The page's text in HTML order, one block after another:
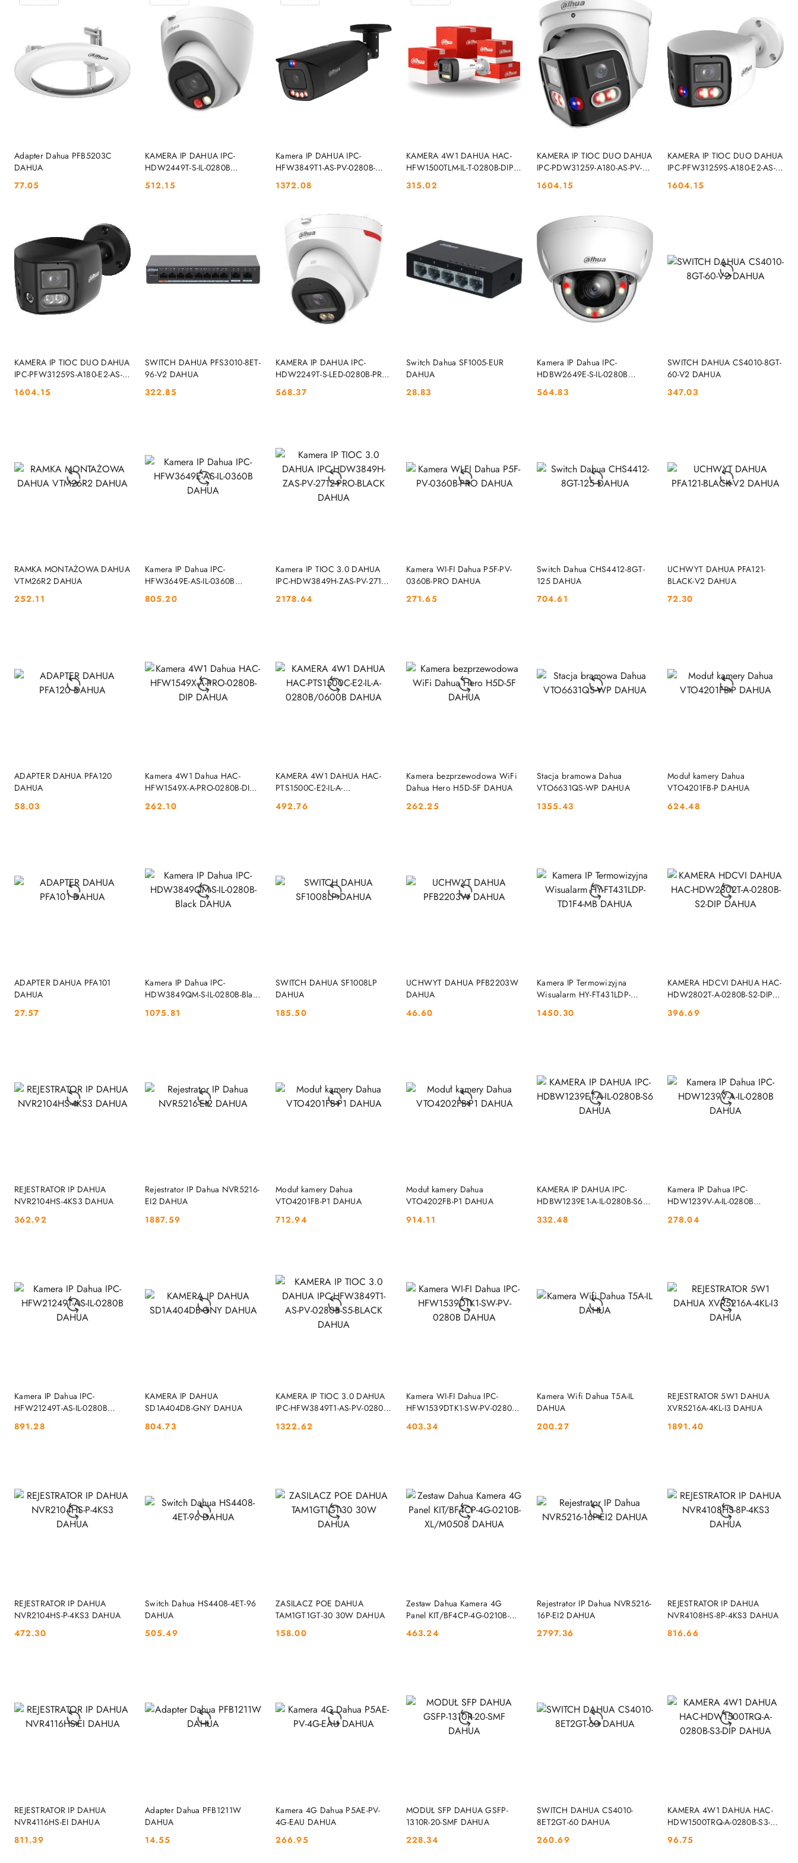
Adapter Dahua PFB5203C
DAHUA
Cena:
77.05
DO KOSZYKA
KAMERA IP DAHUA IPC-
HDW2449T-S-IL-0280B
Cena:
512.15
DO KOSZYKA
Kamera IP DAHUA IPC-
HFW3849T1-AS-PV-0280B-
Cena:
1372.08
DO KOSZYKA
KAMERA 4W1 DAHUA HAC-
HFW1500TLM-IL-T-0280B-DIP
DAHUA
Cena:
315.02
DO KOSZYKA
KAMERA IP TIOC DUO DAHUA
IPC-PDW31259-A180-AS-PV-
Cena:
1604.15
DO KOSZYKA
KAMERA IP TIOC DUO DAHUA
IPC-PFW31259S-A180-E2-AS-
Cena:
1604.15
DO KOSZYKA
KAMERA IP TIOC DUO DAHUA
IPC-PFW31259S-A180-E2-AS-
Cena:
1604.15
DO KOSZYKA
SWITCH DAHUA PFS3010-8ET-
96-V2 DAHUA
Cena:
322.85
DO KOSZYKA
KAMERA IP DAHUA IPC-
HDW2249T-S-LED-0280B-PRO
Cena:
568.37
DO KOSZYKA
Switch Dahua SF1005-EUR
DAHUA
Cena:
28.83
DO KOSZYKA
Kamera IP Dahua IPC-
HDBW2649E-S-IL-0280B
Cena:
564.83
DO KOSZYKA
SWITCH DAHUA CS4010-8GT-
60-V2 DAHUA
Cena:
347.03
DO KOSZYKA
RAMKA MONTAŻOWA DAHUA
VTM26R2 DAHUA
Cena:
252.11
DO KOSZYKA
Kamera IP Dahua IPC-
HFW3649E-AS-IL-0360B
Cena:
805.20
DO KOSZYKA
Kamera IP TIOC 3.0 DAHUA
IPC-HDW3849H-ZAS-PV-2712-
Cena:
2178.64
DO KOSZYKA
Kamera WI-FI Dahua P5F-PV-
0360B-PRO DAHUA
Cena:
271.65
DO KOSZYKA
Switch Dahua CHS4412-8GT-
125 DAHUA
Cena:
704.61
DO KOSZYKA
UCHWYT DAHUA PFA121-
BLACK-V2 DAHUA
Cena:
72.30
DO KOSZYKA
ADAPTER DAHUA PFA120
DAHUA
Cena:
58.03
DO KOSZYKA
Kamera 4W1 Dahua HAC-
HFW1549X-A-PRO-0280B-DIP
Cena:
262.10
DO KOSZYKA
KAMERA 4W1 DAHUA HAC-
PTS1500C-E2-IL-A-
Cena:
492.76
DO KOSZYKA
Kamera bezprzewodowa WiFi
Dahua Hero H5D-5F DAHUA
Cena:
262.25
DO KOSZYKA
Stacja bramowa Dahua
VTO6631QS-WP DAHUA
Cena:
1355.43
DO KOSZYKA
Moduł kamery Dahua
VTO4201FB-P DAHUA
Cena:
624.48
DO KOSZYKA
ADAPTER DAHUA PFA101
DAHUA
Cena:
27.57
DO KOSZYKA
Kamera IP Dahua IPC-
HDW3849QM-S-IL-0280B-Black
Cena:
1075.81
DO KOSZYKA
SWITCH DAHUA SF1008LP
DAHUA
Cena:
185.50
DO KOSZYKA
UCHWYT DAHUA PFB2203W
DAHUA
Cena:
46.60
DO KOSZYKA
Kamera IP Termowizyjna
Wisualarm HY-FT431LDP-
Cena:
1450.30
DO KOSZYKA
KAMERA HDCVI DAHUA HAC-
HDW2802T-A-0280B-S2-DIP
Cena:
396.69
DO KOSZYKA
REJESTRATOR IP DAHUA
NVR2104HS-4KS3 DAHUA
Cena:
362.92
DO KOSZYKA
Rejestrator IP Dahua NVR5216-
EI2 DAHUA
Cena:
1887.59
DO KOSZYKA
Moduł kamery Dahua
VTO4201FB-P1 DAHUA
Cena:
712.94
DO KOSZYKA
Moduł kamery Dahua
VTO4202FB-P1 DAHUA
Cena:
914.11
DO KOSZYKA
KAMERA IP DAHUA IPC-
HDBW1239E1-A-IL-0280B-S6
Cena:
332.48
DO KOSZYKA
Kamera IP Dahua IPC-
HDW1239V-A-IL-0280B
Cena:
278.04
DO KOSZYKA
Kamera IP Dahua IPC-
HFW21249T-AS-IL-0280B
Cena:
891.28
DO KOSZYKA
KAMERA IP DAHUA
SD1A404DB-GNY DAHUA
Cena:
804.73
DO KOSZYKA
KAMERA IP TIOC 3.0 DAHUA
IPC-HFW3849T1-AS-PV-0280B-
Cena:
1322.62
DO KOSZYKA
Kamera WI-FI Dahua IPC-
HFW1539DTK1-SW-PV-0280B
Cena:
403.34
DO KOSZYKA
Kamera Wifi Dahua T5A-IL
DAHUA
Cena:
200.27
DO KOSZYKA
REJESTRATOR 5W1 DAHUA
XVR5216A-4KL-I3 DAHUA
Cena:
1891.40
DO KOSZYKA
REJESTRATOR IP DAHUA
NVR2104HS-P-4KS3 DAHUA
Cena:
472.30
DO KOSZYKA
Switch Dahua HS4408-4ET-96
DAHUA
Cena:
505.49
DO KOSZYKA
ZASILACZ POE DAHUA
TAM1GT1GT-30 30W DAHUA
Cena:
158.00
DO KOSZYKA
Zestaw Dahua Kamera 4G
Panel KIT/BF4CP-4G-0210B-
Cena:
463.24
DO KOSZYKA
Rejestrator IP Dahua NVR5216-
16P-EI2 DAHUA
Cena:
2797.36
DO KOSZYKA
REJESTRATOR IP DAHUA
NVR4108HS-8P-4KS3 DAHUA
Cena:
816.66
DO KOSZYKA
REJESTRATOR IP DAHUA
NVR4116HS-EI DAHUA
Cena:
811.39
DO KOSZYKA
Adapter Dahua PFB1211W
DAHUA
Cena:
14.55
DO KOSZYKA
Kamera 4G Dahua P5AE-PV-
4G-EAU DAHUA
Cena:
266.95
DO KOSZYKA
MODUŁ SFP DAHUA GSFP-
1310R-20-SMF DAHUA
Cena:
228.34
DO KOSZYKA
SWITCH DAHUA CS4010-
8ET2GT-60 DAHUA
Cena:
260.69
DO KOSZYKA
KAMERA 4W1 DAHUA HAC-
HDW1500TRQ-A-0280B-S3-DIP
Cena:
96.75
DO KOSZYKA